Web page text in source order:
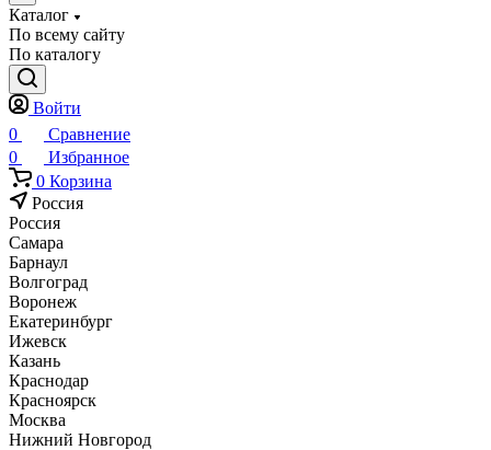
Каталог
По всему сайту
По каталогу
Войти
0
Сравнение
0
Избранное
0 Корзина
Россия
Россия
Самара
Барнаул
Волгоград
Воронеж
Екатеринбург
Ижевск
Казань
Краснодар
Красноярск
Москва
Нижний Новгород